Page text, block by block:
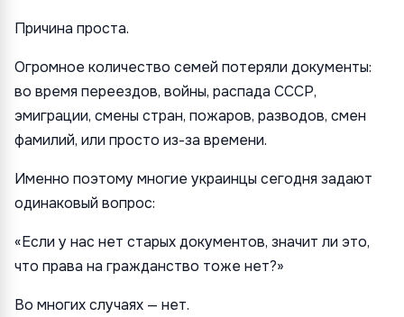
Причина проста.
Огромное количество семей потеряли документы:
во время переездов, войны, распада СССР,
эмиграции, смены стран, пожаров, разводов, смен
фамилий, или просто из-за времени.
Именно поэтому многие украинцы сегодня задают
одинаковый вопрос:
«Если у нас нет старых документов, значит ли это,
что права на гражданство тоже нет?»
Во многих случаях — нет.